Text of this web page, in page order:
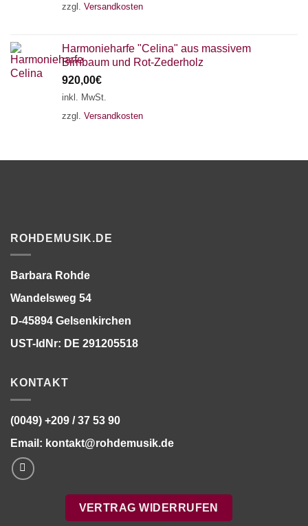
zzgl. Versandkosten
Harmonieharfe "Celina" aus massivem
Birnbaum und Rot-Zederholz
920,00€
inkl. MwSt.
zzgl. Versandkosten
ROHDEMUSIK.DE
Barbara Rohde
Wandelsweg 54
D-45894 Gelsenkirchen
UST-IdNr: DE 291205518
KONTAKT
(0049) +209 / 37 53 90
Email: kontakt@rohdemusik.de
VERTRAG WIDERRUFEN